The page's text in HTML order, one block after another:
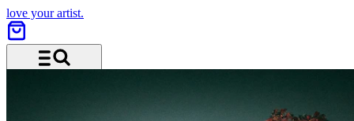
love your artist.